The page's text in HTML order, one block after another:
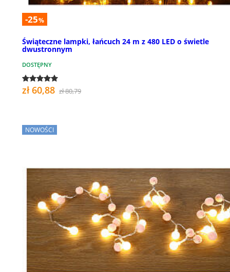
-25%
Świąteczne lampki, łańcuch 24 m z 480 LED o świetle
dwustronnym
DOSTĘPNY
zł 60,88 zł 80,79
NOWOŚCI